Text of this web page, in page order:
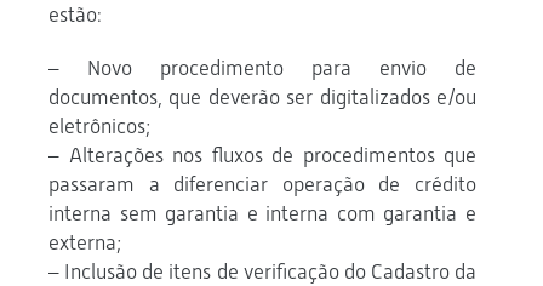
estão:
– Novo procedimento para envio de
documentos, que deverão ser digitalizados e/ou
eletrônicos;
– Alterações nos fluxos de procedimentos que
passaram a diferenciar operação de crédito
interna sem garantia e interna com garantia e
externa;
– Inclusão de itens de verificação do Cadastro da